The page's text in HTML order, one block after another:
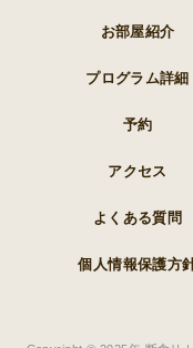
お部屋紹介
プログラム詳細
予約
アクセス
よくある質問
個人情報保護方